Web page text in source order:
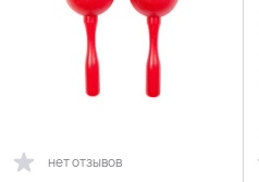
нет отзывов